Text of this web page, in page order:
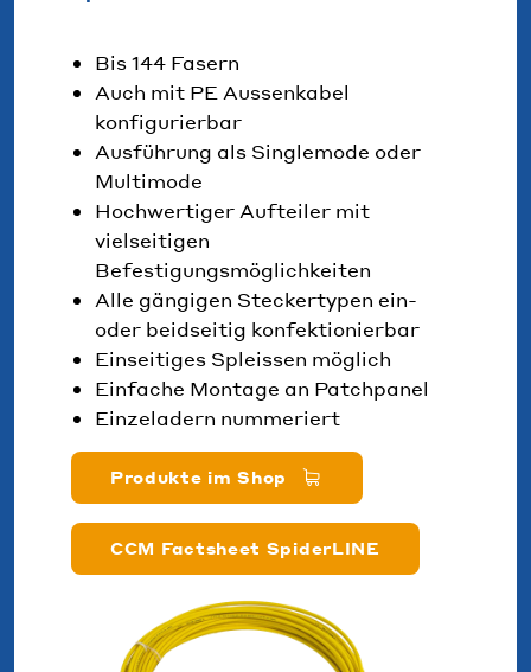
Bis 144 Fasern
Auch mit PE Aussenkabel
konfigurierbar
Ausführung als Singlemode oder
Multimode
Hochwertiger Aufteiler mit
vielseitigen
Befestigungsmöglichkeiten
Alle gängigen Steckertypen ein-
oder beidseitig konfektionierbar
Einseitiges Spleissen möglich
Einfache Montage an Patchpanel
Einzeladern nummeriert
Produkte im Shop
CCM Factsheet SpiderLINE